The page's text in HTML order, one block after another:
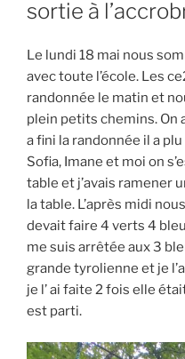
sortie à
Le lundi 18 mai nous
avec toute l’école. Les
randonnée le matin et
plein petits chemins. On
a fini la randonnée il a
Sofia, Imane et moi on
table et j’avais ramener
la table. L’après midi
devait faire 4 verts 4
me suis arrêtée aux 3
grande tyrolienne et je
je l’ ai faite 2 fois elle
est parti.